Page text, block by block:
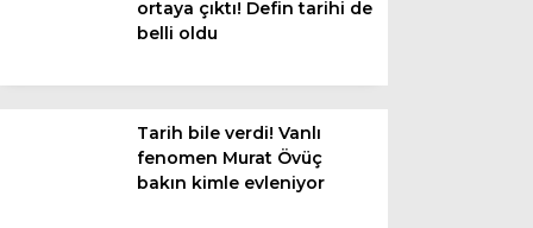
Bölge
3.Sayfa
ortaya çıktı! Defin tarihi de
belli oldu
Tarih bile verdi! Vanlı
fenomen Murat Övüç
bakın kimle evleniyor